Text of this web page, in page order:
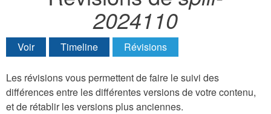
2024110
Onglets
principaux
Voir Timeline Révisions
Les révisions vous permettent de faire le suivi des
différences entre les différentes versions de votre contenu,
et de rétablir les versions plus anciennes.